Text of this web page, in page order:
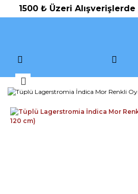
1500 ₺ Üzeri Alışverişlerde